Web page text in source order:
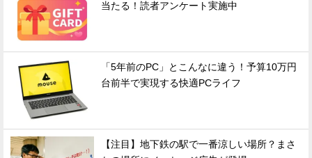
当たる！読者アンケート実施中
「5年前のPC」とこんなに違う！予算10万円
台前半で実現する快適PCライフ
【注目】地下鉄の駅で一番涼しい場所？まさ